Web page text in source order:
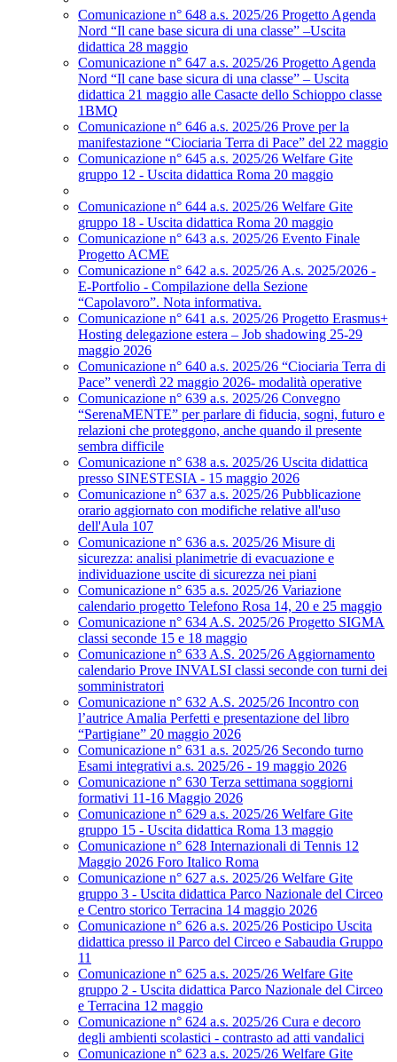
Comunicazione n° 648 a.s. 2025/26 Progetto Agenda
Nord “Il cane base sicura di una classe” –Uscita
didattica 28 maggio
Comunicazione n° 647 a.s. 2025/26 Progetto Agenda
Nord “Il cane base sicura di una classe” – Uscita
didattica 21 maggio alle Casacte dello Schioppo classe
1BMQ
Comunicazione n° 646 a.s. 2025/26 Prove per la
manifestazione “Ciociaria Terra di Pace” del 22 maggio
Comunicazione n° 645 a.s. 2025/26 Welfare Gite
gruppo 12 - Uscita didattica Roma 20 maggio
Comunicazione n° 644 a.s. 2025/26 Welfare Gite
gruppo 18 - Uscita didattica Roma 20 maggio
Comunicazione n° 643 a.s. 2025/26 Evento Finale
Progetto ACME
Comunicazione n° 642 a.s. 2025/26 A.s. 2025/2026 -
E-Portfolio - Compilazione della Sezione
“Capolavoro”. Nota informativa.
Comunicazione n° 641 a.s. 2025/26 Progetto Erasmus+
Hosting delegazione estera – Job shadowing 25-29
maggio 2026
Comunicazione n° 640 a.s. 2025/26 “Ciociaria Terra di
Pace” venerdì 22 maggio 2026- modalità operative
Comunicazione n° 639 a.s. 2025/26 Convegno
“SerenaMENTE” per parlare di fiducia, sogni, futuro e
relazioni che proteggono, anche quando il presente
sembra difficile
Comunicazione n° 638 a.s. 2025/26 Uscita didattica
presso SINESTESIA - 15 maggio 2026
Comunicazione n° 637 a.s. 2025/26 Pubblicazione
orario aggiornato con modifiche relative all'uso
dell'Aula 107
Comunicazione n° 636 a.s. 2025/26 Misure di
sicurezza: analisi planimetrie di evacuazione e
individuazione uscite di sicurezza nei piani
Comunicazione n° 635 a.s. 2025/26 Variazione
calendario progetto Telefono Rosa 14, 20 e 25 maggio
Comunicazione n° 634 A.S. 2025/26 Progetto SIGMA
classi seconde 15 e 18 maggio
Comunicazione n° 633 A.S. 2025/26 Aggiornamento
calendario Prove INVALSI classi seconde con turni dei
somministratori
Comunicazione n° 632 A.S. 2025/26 Incontro con
l’autrice Amalia Perfetti e presentazione del libro
“Partigiane” 20 maggio 2026
Comunicazione n° 631 a.s. 2025/26 Secondo turno
Esami integrativi a.s. 2025/26 - 19 maggio 2026
Comunicazione n° 630 Terza settimana soggiorni
formativi 11-16 Maggio 2026
Comunicazione n° 629 a.s. 2025/26 Welfare Gite
gruppo 15 - Uscita didattica Roma 13 maggio
Comunicazione n° 628 Internazionali di Tennis 12
Maggio 2026 Foro Italico Roma
Comunicazione n° 627 a.s. 2025/26 Welfare Gite
gruppo 3 - Uscita didattica Parco Nazionale del Circeo
e Centro storico Terracina 14 maggio 2026
Comunicazione n° 626 a.s. 2025/26 Posticipo Uscita
didattica presso il Parco del Circeo e Sabaudia Gruppo
11
Comunicazione n° 625 a.s. 2025/26 Welfare Gite
gruppo 2 - Uscita didattica Parco Nazionale del Circeo
e Terracina 12 maggio
Comunicazione n° 624 a.s. 2025/26 Cura e decoro
degli ambienti scolastici - contrasto ad atti vandalici
Comunicazione n° 623 a.s. 2025/26 Welfare Gite